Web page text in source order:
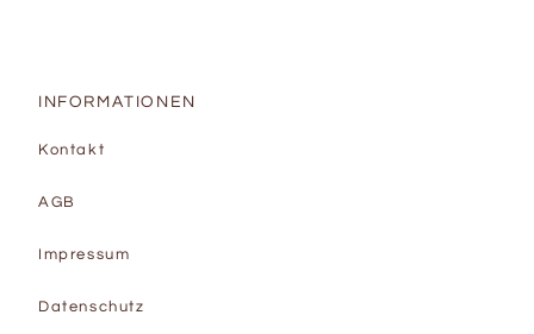
INFORMATIONEN
Kontakt
AGB
Impressum
Datenschutz